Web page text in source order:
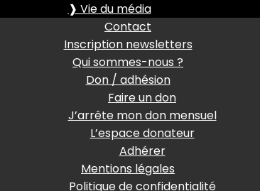
❱ Vie du média
Contact
Inscription newsletters
Qui sommes-nous ?
Don / adhésion
Faire un don
J’arrête mon don mensuel
L’espace donateur
Adhérer
Mentions légales
Politique de confidentialité